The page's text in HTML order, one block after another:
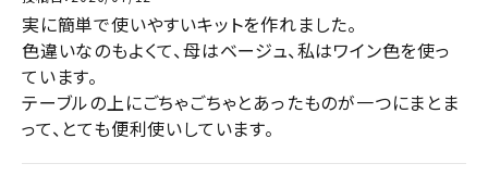
実に簡単で使いやすいキットを作れました。
色違いなのもよくて、母はベージュ、私はワイン色を使っ
ています。
テーブルの上にごちゃごちゃとあったものが一つにまとま
って、とても便利使いしています。